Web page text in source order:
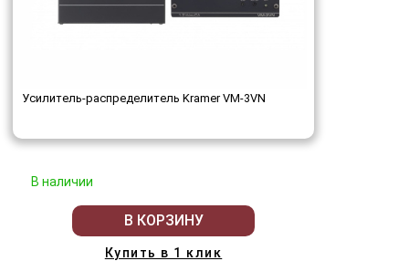
Усилитель-распределитель Kramer VM-3VN
В наличии
В КОРЗИНУ
Купить в 1 клик